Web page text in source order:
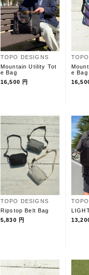
TOPO DESIGNS
Mountain Utility Tot
e Bag
16,500 円
e Bag
TOPO DESIGNS
Ripstop Belt Bag
5,830 円